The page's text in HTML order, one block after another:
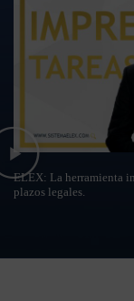
ELEX: La herramienta
plazos legales.